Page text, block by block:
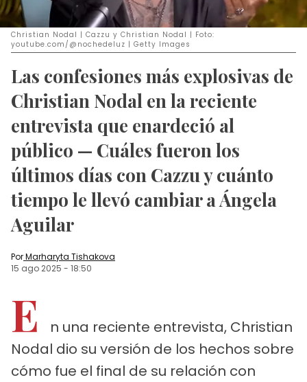
Christian Nodal | Cazzu y Christian Nodal | Foto:
youtube.com/@nochedeluz | Getty Images
Las confesiones más explosivas de
Christian Nodal en la reciente
entrevista que enardeció al
público — Cuáles fueron los
últimos días con Cazzu y cuánto
tiempo le llevó cambiar a Ángela
Aguilar
PorMarharyta Tishakova
15 ago 2025 - 18:50
E
n una reciente entrevista, Christian
Nodal dio su versión de los hechos sobre
cómo fue el final de su relación con